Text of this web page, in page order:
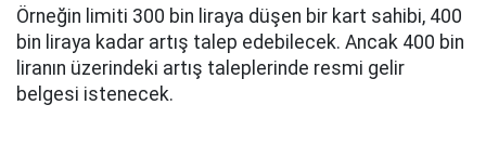
Örneğin limiti 300 bin liraya düşen bir kart sahibi, 400
bin liraya kadar artış talep edebilecek. Ancak 400 bin
liranın üzerindeki artış taleplerinde resmi gelir
belgesi istenecek.